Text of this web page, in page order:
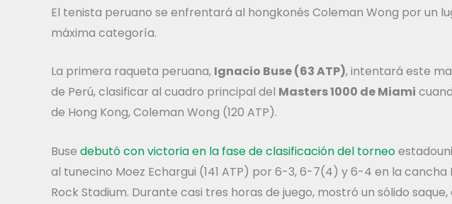
El tenista peruano se enfrentará al hongkonés Coleman Wong por un
máxima categoría.
La primera raqueta peruana, Ignacio Buse (63 ATP), intentará este
de Perú, clasificar al cuadro principal del Masters 1000 de Miami
de Hong Kong, Coleman Wong (120 ATP).
Buse debutó con victoria en la fase de clasificación del torneo
al tunecino Moez Echargui (141 ATP) por 6-3, 6-7(4) y 6-4 en la cancha
Rock Stadium. Durante casi tres horas de juego, mostró un sólido